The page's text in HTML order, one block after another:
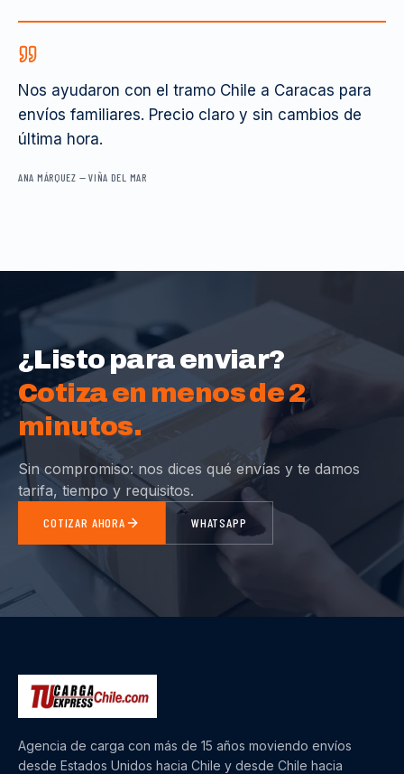
Nos ayudaron con el tramo Chile a Caracas para
envíos familiares. Precio claro y sin cambios de
última hora.
ANA MÁRQUEZ —VIÑA DEL MAR
¿Listo para enviar?
Cotiza en menos de 2
minutos.
Sin compromiso: nos dices qué envías y te damos
tarifa, tiempo y requisitos.
COTIZAR AHORA WHATSAPP
Agencia de carga con más de 15 años moviendo envíos
desde Estados Unidos hacia Chile y desde Chile hacia